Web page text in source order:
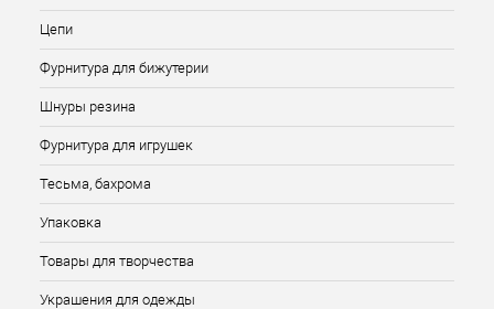
Цепи
Фурнитура для бижутерии
Шнуры резина
Фурнитура для игрушек
Тесьма, бахрома
Упаковка
Товары для творчества
Украшения для одежды